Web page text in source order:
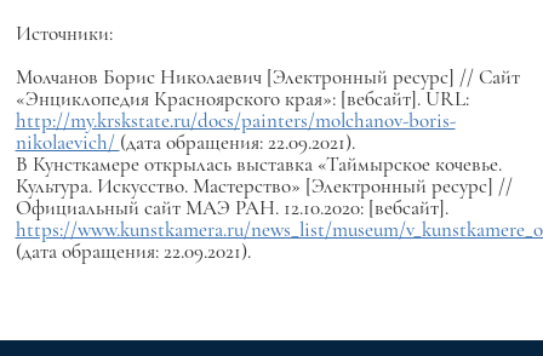
Источники:
Молчанов Борис Николаевич [Электронный ресурс] // Сайт
«Энциклопедия Красноярского края»: [вебсайт]. URL:
http://my.krskstate.ru/docs/painters/molchanov-boris-
nikolaevich/ (дата обращения: 22.09.2021).
В Кунсткамере открылась выставка «Таймырское кочевье.
Культура. Искусство. Мастерство» [Электронный ресурс] //
Официальный сайт МАЭ РАН. 12.10.2020: [вебсайт].
https://www.kunstkamera.ru/news_list/museum/
(дата обращения: 22.09.2021).